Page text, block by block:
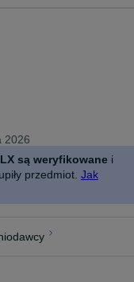
2026
są weryfikowane i
przedmiot. Jak